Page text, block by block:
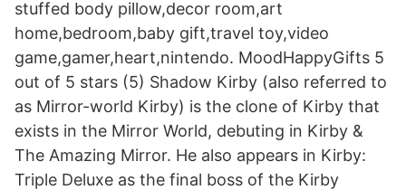
stuffed body pillow,decor room,art
home,bedroom,baby gift,travel toy,video
game,gamer,heart,nintendo. MoodHappyGifts 5
out of 5 stars (5) Shadow Kirby (also referred to
as Mirror-world Kirby) is the clone of Kirby that
exists in the Mirror World, debuting in Kirby &
The Amazing Mirror. He also appears in Kirby:
Triple Deluxe as the final boss of the Kirby